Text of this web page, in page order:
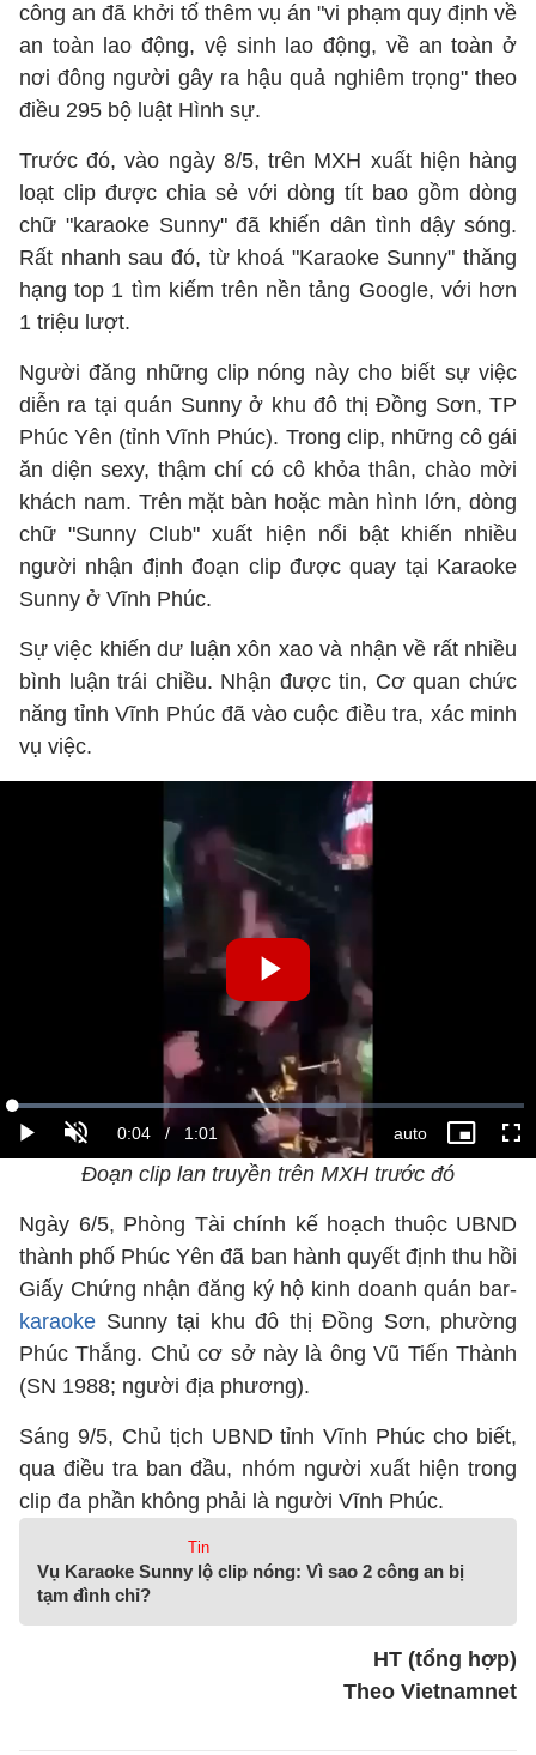
công an đã khởi tố thêm vụ án "vi phạm quy định về
an toàn lao động, vệ sinh lao động, về an toàn ở
nơi đông người gây ra hậu quả nghiêm trọng" theo
điều 295 bộ luật Hình sự.
Trước đó, vào ngày 8/5, trên MXH xuất hiện hàng
loạt clip được chia sẻ với dòng tít bao gồm dòng
chữ "karaoke Sunny" đã khiến dân tình dậy sóng.
Rất nhanh sau đó, từ khoá "Karaoke Sunny" thăng
hạng top 1 tìm kiếm trên nền tảng Google, với hơn
1 triệu lượt.
Người đăng những clip nóng này cho biết sự việc
diễn ra tại quán Sunny ở khu đô thị Đồng Sơn, TP
Phúc Yên (tỉnh Vĩnh Phúc). Trong clip, những cô gái
ăn diện sexy, thậm chí có cô khỏa thân, chào mời
khách nam. Trên mặt bàn hoặc màn hình lớn, dòng
chữ "Sunny Club" xuất hiện nổi bật khiến nhiều
người nhận định đoạn clip được quay tại Karaoke
Sunny ở Vĩnh Phúc.
Sự việc khiến dư luận xôn xao và nhận về rất nhiều
bình luận trái chiều. Nhận được tin, Cơ quan chức
năng tỉnh Vĩnh Phúc đã vào cuộc điều tra, xác minh
vụ việc.
Đoạn clip lan truyền trên MXH trước đó
Ngày 6/5, Phòng Tài chính kế hoạch thuộc UBND
thành phố Phúc Yên đã ban hành quyết định thu hồi
Giấy Chứng nhận đăng ký hộ kinh doanh quán bar-
karaoke Sunny tại khu đô thị Đồng Sơn, phường
Phúc Thắng. Chủ cơ sở này là ông Vũ Tiến Thành
(SN 1988; người địa phương).
Sáng 9/5, Chủ tịch UBND tỉnh Vĩnh Phúc cho biết,
qua điều tra ban đầu, nhóm người xuất hiện trong
clip đa phần không phải là người Vĩnh Phúc.
Tin
Vụ Karaoke Sunny lộ clip nóng: Vì sao 2 công an bị
tạm đình chỉ?
HT (tổng hợp)
Theo Vietnamnet